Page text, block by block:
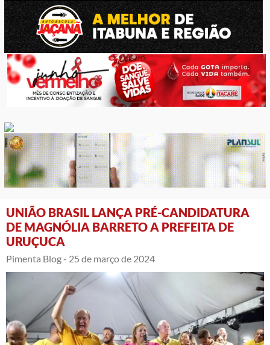
UNIÃO BRASIL LANÇA PRÉ-CANDIDATURA
DE MAGNÓLIA BARRETO A PREFEITA DE
URUÇUCA
Pimenta Blog - 25 de março de 2024